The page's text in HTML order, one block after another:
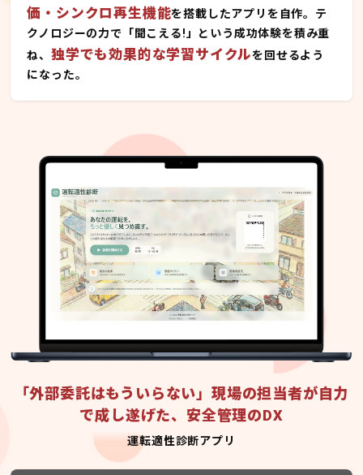
価・シンクロ再生機能を搭載したアプリを自作。テ
クノロジーの力で「聞こえる!」という成功体験を積み重
ね、独学でも効果的な学習サイクルを回せるよう
になった。
「外部委託はもういらない」現場の担当者が自力
で成し遂げた、安全管理のDX
運転適性診断アプリ